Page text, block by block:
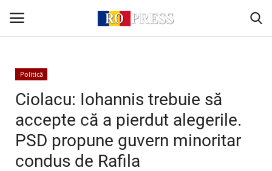
Conectare
Acasă
Intern
Politică
Ciolacu: Iohannis trebuie să
accepte că a pierdut alegerile.
PSD propune guvern minoritar
condus de Rafila